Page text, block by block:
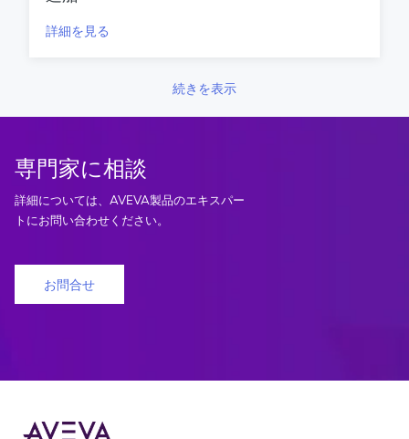
詳細を見る
続きを表示
専門家に相談
詳細については、AVEVA製品のエキスパー
トにお問い合わせください。
お問合せ